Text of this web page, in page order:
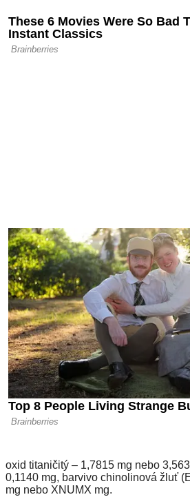
oxid titaničitý – 1,7815 mg nebo
0,1140 mg, barvivo chinolinová žluť
mg nebo XNUMX mg.